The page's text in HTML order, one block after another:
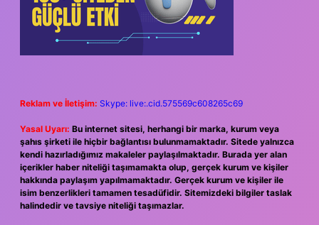
Reklam ve İletişim: Skype: live:.cid.575569c608265c69
Yasal Uyarı: Bu internet sitesi, herhangi bir marka, kurum veya
şahıs şirketi ile hiçbir bağlantısı bulunmamaktadır. Sitede yalnızca
kendi hazırladığımız makaleler paylaşılmaktadır. Burada yer alan
içerikler haber niteliği taşımamakta olup, gerçek kurum ve kişiler
hakkında paylaşım yapılmamaktadır. Gerçek kurum ve kişiler ile
isim benzerlikleri tamamen tesadüfidir. Sitemizdeki bilgiler taslak
halindedir ve tavsiye niteliği taşımazlar.